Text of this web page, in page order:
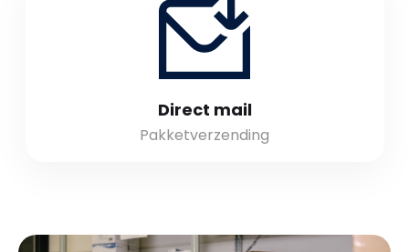
Direct mail
Pakketverzending